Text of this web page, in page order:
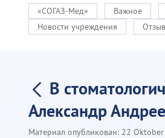
«СОГАЗ-Мед»
Важное
Новости учреждения
В
Александр
Материал опубликован: 22